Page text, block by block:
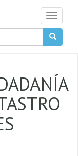
Toggle